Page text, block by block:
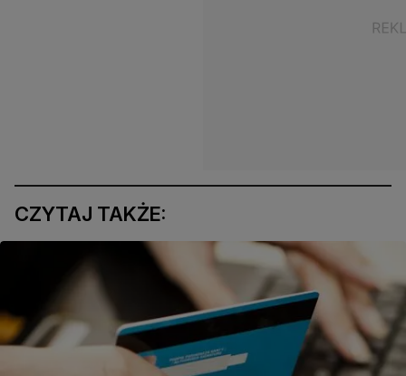
CZYTAJ TAKŻE: